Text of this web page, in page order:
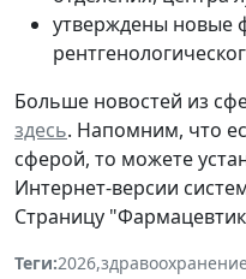
утверждены новые
Больше новостей из
здесь. Напомним, что
сферой, то можете
Интернет-версии
Страницу
Теги:2026,